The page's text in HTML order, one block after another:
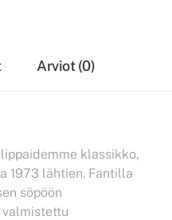
Arviot (0)
klassikko,
1973 lähtien. Fantilla
söpöön
valmistettu